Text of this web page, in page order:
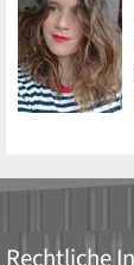
Rechtliche